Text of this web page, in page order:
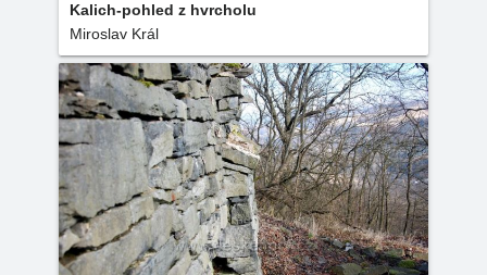
Kalich-pohled z hvrcholu
Miroslav Král